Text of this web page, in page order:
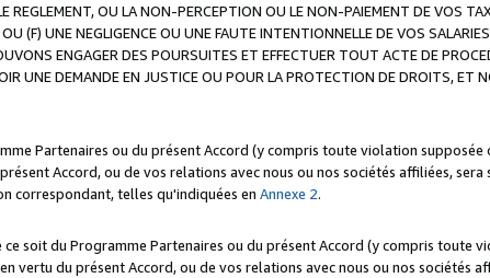
REGLEMENT, OU LA NON-PERCEPTION OU LE NON-PAIEMENT DE VOS
(F) UNE NEGLIGENCE OU UNE FAUTE INTENTIONNELLE DE VOS
ENGAGER DES POURSUITES ET EFFECTUER TOUT ACTE DE
UNE DEMANDE EN JUSTICE OU POUR LA PROTECTION DE DROITS, ET
Partenaires ou du présent Accord (y compris toute violation supposée
Accord, ou de vos relations avec nous ou nos sociétés affiliées, sera
correspondant, telles qu'indiquées en Annexe 2.
soit du Programme Partenaires ou du présent Accord (y compris toute
vertu du présent Accord, ou de vos relations avec nous ou nos sociétés